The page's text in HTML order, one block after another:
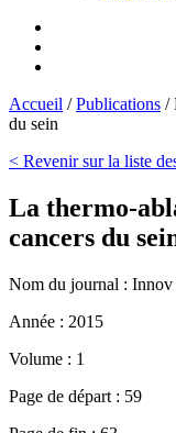
Accueil /Publications /
du sein
< Revenir sur la liste
La thermo-
cancers du
Nom du journal : Innov
Année : 2015
Volume : 1
Page de départ : 59